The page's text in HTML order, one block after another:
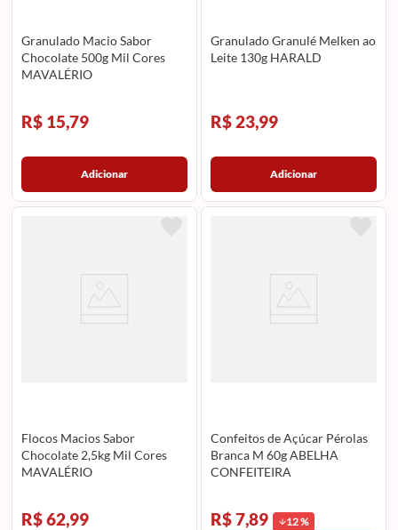
Granulado Macio Sabor
Chocolate 500g Mil Cores
MAVALÉRIO
R$ 15,79
Adicionar
Granulado Granulé Melken ao
Leite 130g HARALD
R$ 23,99
Adicionar
Flocos Macios Sabor
Chocolate 2,5kg Mil Cores
MAVALÉRIO
R$ 62,99
Confeitos de Açúcar Pérolas
Branca M 60g ABELHA
CONFEITEIRA
R$ 7,89 12%